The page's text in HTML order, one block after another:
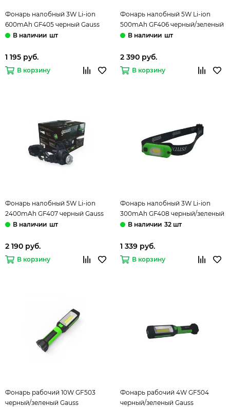
Фонарь налобный 3W Li-ion
600mAh GF405 черный Gauss
шт
1 195 руб.
В корзину
Фонарь налобный 5W Li-ion
500mAh GF406 черный/зеленый
Gauss
шт
2 390 руб.
В корзину
Фонарь налобный 5W Li-ion
2400mAh GF407 черный Gauss
шт
2 190 руб.
В корзину
Фонарь налобный 3W Li-ion
300mAh GF408 черный/зеленый
Gauss
32 шт
1 339 руб.
В корзину
Фонарь рабочий 10W GF503
черный/зеленый Gauss
Фонарь рабочий 4W GF504
черный/зеленый Gauss